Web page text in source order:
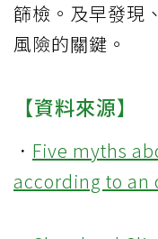
篩檢。及早發現
風險的關鍵。
【資料來源】
． Five myths
according to an